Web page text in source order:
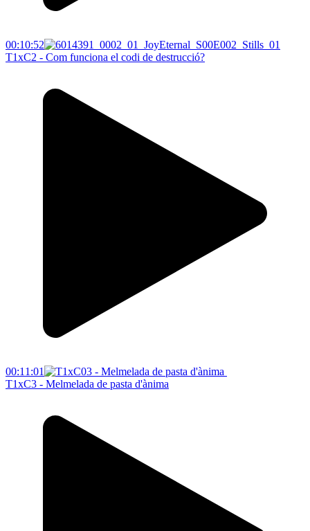
00:10:52
T1xC2 - Com funciona el codi de destrucció?
00:11:01
T1xC3 - Melmelada de pasta d'ànima